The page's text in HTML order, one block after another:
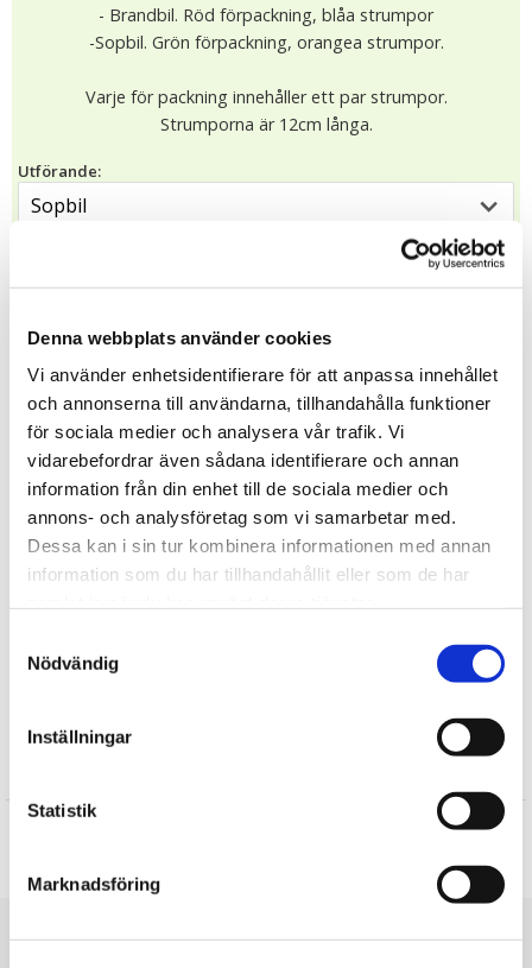
Denna webbplats använder cookies
Vi använder enhetsidentifierare för att anpassa innehållet
och annonserna till användarna, tillhandahålla funktioner
för sociala medier och analysera vår trafik. Vi
vidarebefordrar även sådana identifierare och annan
information från din enhet till de sociala medier och
annons- och analysföretag som vi samarbetar med.
Dessa kan i sin tur kombinera informationen med annan
information som du har tillhandahållit eller som de har
Nödvändig
Inställningar
Statistik
Marknadsföring
- Brandbil. Röd förpackning, blåa strumpor
-Sopbil. Grön förpackning, orangea strumpor.
Varje för packning innehåller ett par strumpor.
Strumporna är 12cm långa.
Utförande:
I lager (4 st)Leveranstid: 1-4 dagar
KÖP
★★★★ ★
10761
Tipsa
Presenter till Barnet
Du är här